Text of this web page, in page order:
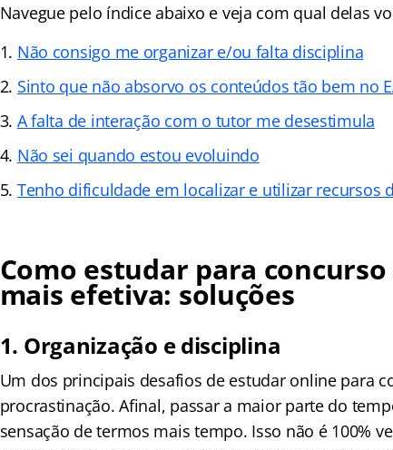
Navegue pelo índiceabaixo e veja com qual delas
Não consigo me organizar e/ou falta disciplina
Sinto que não absorvo os conteúdos tão bem no
A falta de interação com o tutor me desestimula
Não sei quando estou evoluindo
Tenho dificuldade em localizar e utilizar recursos
Como estudar para
mais efetiva: soluções
1. Organização e disciplina
Um dos principais desafios de estudar online para
procrastinação. Afinal, passar a maior parte do
sensação de termos mais tempo. Isso não é 100%